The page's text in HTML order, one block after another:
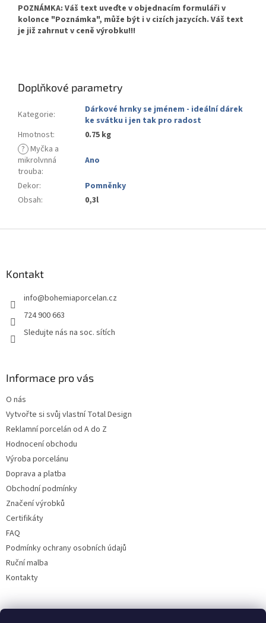
POZNÁMKA: Váš text uveďte v objednacím formuláři v
kolonce "Poznámka", může být i v cizích jazycích. Váš text
je již zahrnut v ceně výrobku!!!
Doplňkové parametry
Kategorie:
Dárkové hrnky se jménem - ideální dárek
ke svátku i jen tak pro radost
Hmotnost:
0.75 kg
? Myčka a
mikrolvnná
trouba:
Ano
Dekor:
Pomněnky
Obsah: 0,3l
Kontakt
info@bohemiaporcelan.cz
724 900 663
Sledujte nás na soc. sítích
Informace pro vás
O nás
Vytvořte si svůj vlastní Total Design
Reklamní porcelán od A do Z
Hodnocení obchodu
Výroba porcelánu
Doprava a platba
Obchodní podmínky
Značení výrobků
Certifikáty
FAQ
Podmínky ochrany osobních údajů
Ruční malba
Kontakty